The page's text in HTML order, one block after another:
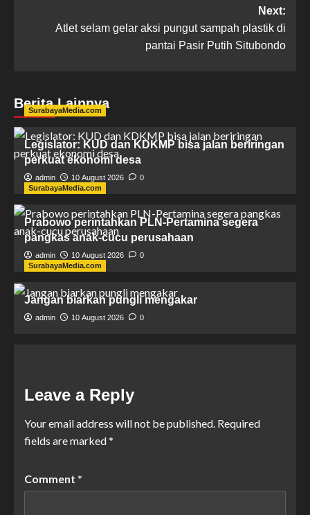
Next:
Atlet selam gelar aksi pungut sampah plastik di
pantai Pasir Putih Situbondo
Berita Lainnya
SurabayaMedia.com
Legislator: KUD dan KDKMP bisa jalan beriringan
perkuat ekonomi desa
admin 10 August 2026
0
SurabayaMedia.com
Prabowo perintahkan PLN-Pertamina segera
pangkas anak-cucu perusahaan
admin 10 August 2026
0
SurabayaMedia.com
Jangan biarkan pungli mengakar
admin 10 August 2026 0
Leave a Reply
Your email address will not be published. Required
fields are marked*
Comment *